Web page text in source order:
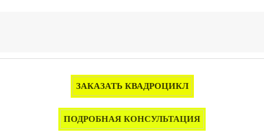
ЗАКАЗАТЬ КВАДРОЦИКЛ
ПОДРОБНАЯ КОНСУЛЬТАЦИЯ